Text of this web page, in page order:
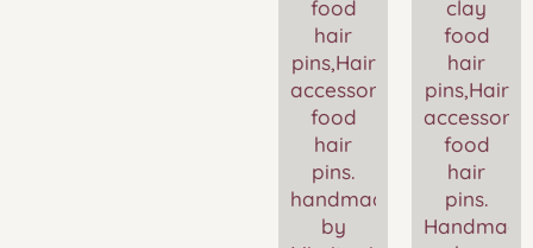
food
hair
pins,Hair
accessories,Miniature
food
hair
pins.
handmade
by
clay
food
hair
pins,Hair
food
hair
pins.
Handmade